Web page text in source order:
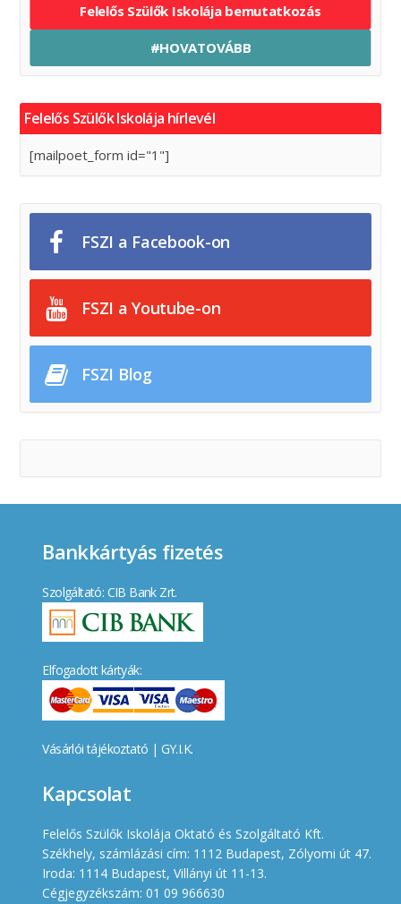
Felelős Szülők Iskolája bemutatkozás
#HOVATOVÁBB
Felelős Szülők Iskolája hírlevél
[mailpoet_form id="1"]
FSZI a Facebook-on
FSZI a Youtube-on
FSZI Blog
Bankkártyás fizetés
Szolgáltató: CIB Bank Zrt.
Elfogadott kártyák:
Vásárlói tájékoztató | GY.I.K.
Kapcsolat
Felelős Szülők Iskolája Oktató és Szolgáltató Kft.
Székhely, számlázási cím: 1112 Budapest, Zólyomi út 47.
Iroda: 1114 Budapest, Villányi út 11-13.
Cégjegyzékszám: 01 09 966630